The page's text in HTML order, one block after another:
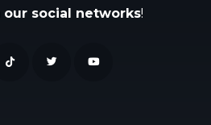
our social networks!